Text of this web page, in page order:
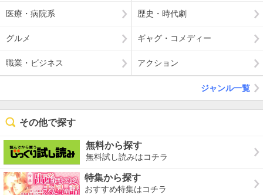
医療・病院系 歴史・時代劇
グルメ ギャグ・コメディー
職業・ビジネス アクション
ジャンル一覧
その他で探す
無料から探す
無料試し読みはコチラ
特集から探す
おすすめ特集はコチラ